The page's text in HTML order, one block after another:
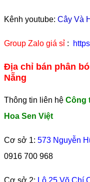
Kênh youtube: Cây Và
Group Zalo giá sỉ :
Địa chỉ bán phân
Nẵng
Thông tin liên hệ Công
Hoa Sen Việt
Cơ sở 1: 573 Nguyễn
0916 700 968